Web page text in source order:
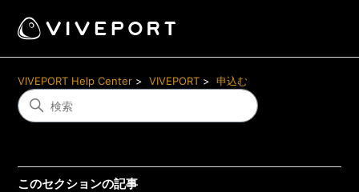
VIVEPORT Help Center VIVEPORT 申込む
このセクションの記事